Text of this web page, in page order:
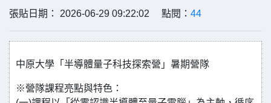
張貼日期： 2026-06-29 09:22:02 點閱： 44
中原大學「半導體量子科技探索營」暑期營隊
※營隊課程亮點與特色：